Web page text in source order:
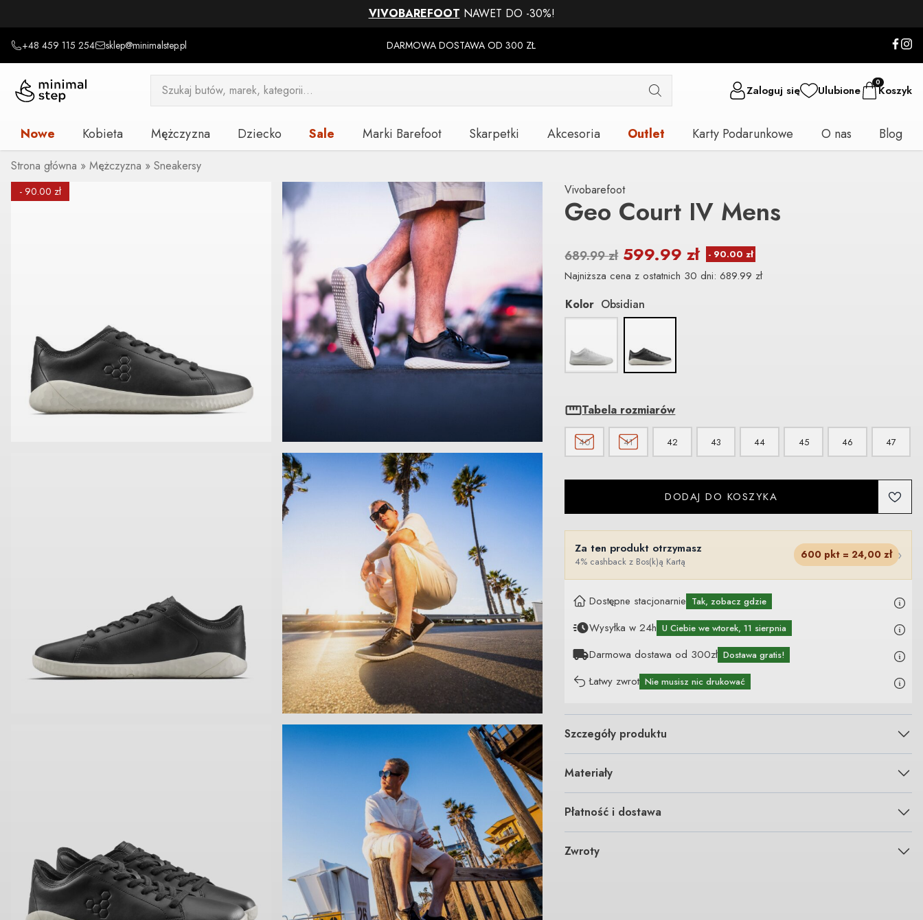
VIVOBAREFOOT NAWET DO -30%!
+48 459 115 254 sklep@minimalstep.pl DARMOWA DOSTAWA OD 300 ZŁ
Wyszukiwarka
produktów Zaloguj się Ulubione
0
Koszyk
Nowe Kobieta Mężczyzna Dziecko Sale Marki Barefoot Skarpetki Akcesoria Outlet Karty Podarunkowe O nas Blog
Strona główna » Mężczyzna » Sneakersy
- 90.00 zł Vivobarefoot
Geo Court IV Mens
689.99zł 599.99zł
Najniższa cena z ostatnich 30 dni:689.99zł
Kolor Obsidian
Tabela rozmiarów
40 41 42 43 44 45 46 47
DODAJ DO KOSZYKA
Za ten produkt otrzymasz
4% cashback z Bos(k)ą Kartą
600 pkt = 24,00 zł ›
Dostępne stacjonarnie Tak, zobacz gdzie
Wysyłka w 24h U Ciebiewe wtorek, 11 sierpnia
Darmowa dostawa od 300zł Dostawa gratis!
Łatwy zwrot Nie musisz nic drukować
Szczegóły produktu
Materiały
Płatność i dostawa
Zwroty